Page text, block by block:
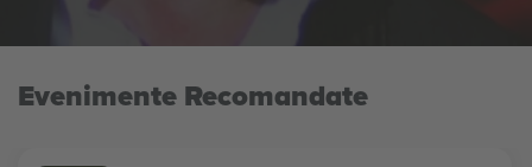
Evenimente Recomandate